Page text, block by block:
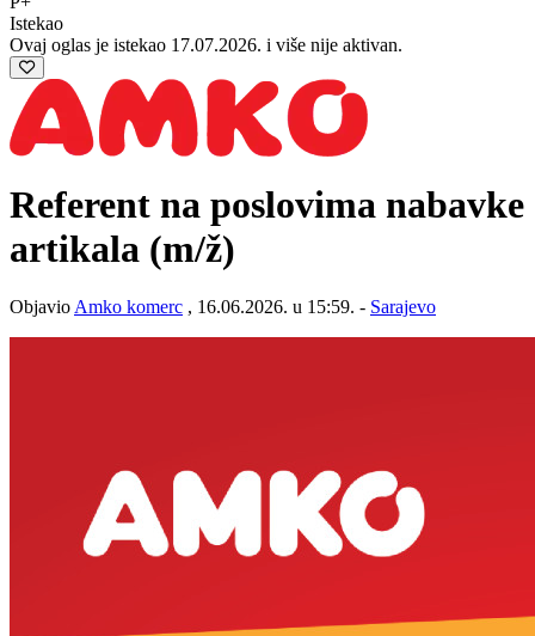
Istekao
Ovaj oglas je istekao 17.07.2026. i više nije aktivan.
Referent na poslovima nabavke
artikala (m/ž)
Objavio Amko komerc , 16.06.2026. u 15:59. - Sarajevo